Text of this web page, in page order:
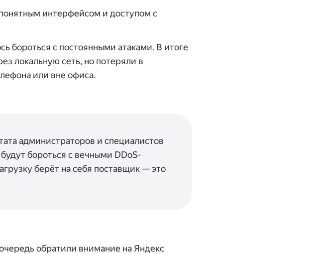
интерфейсом и доступом с
бороться с постоянными атаками. В итоге
локальную сеть, но потеряли в
или вне офиса.
администраторов и специалистов
бороться с вечными DDoS-
берёт на себя поставщик — это
обратили внимание на Яндекс